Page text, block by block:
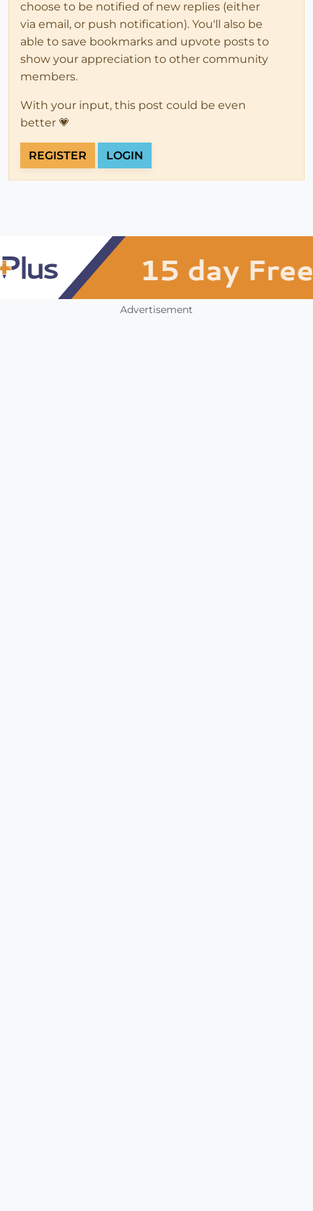
choose to be notified of new replies (either
via email, or push notification). You'll also be
able to save bookmarks and upvote posts to
show your appreciation to other community
members.
With your input, this post could be even
better 💗
REGISTER LOGIN
Advertisement